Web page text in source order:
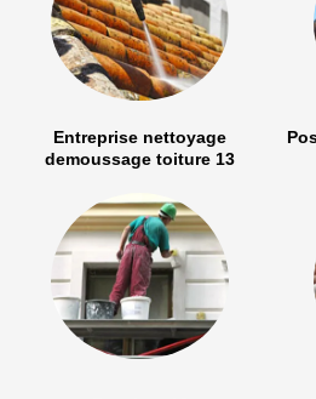
Entreprise nettoyage
demoussage toiture 13